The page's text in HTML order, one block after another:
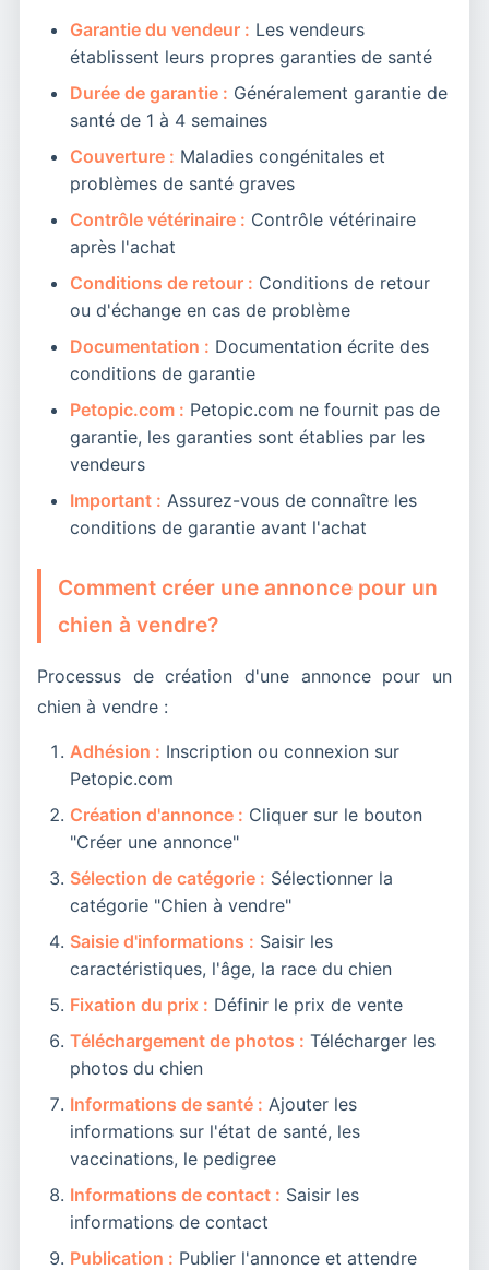
Garantie du vendeur : Les vendeurs
établissent leurs propres garanties de santé
Durée de garantie : Généralement garantie de
santé de 1 à 4 semaines
Couverture : Maladies congénitales et
problèmes de santé graves
Contrôle vétérinaire : Contrôle vétérinaire
après l'achat
Conditions de retour : Conditions de retour
ou d'échange en cas de problème
Documentation : Documentation écrite des
conditions de garantie
Petopic.com : Petopic.com ne fournit pas de
garantie, les garanties sont établies par les
vendeurs
Important : Assurez-vous de connaître les
conditions de garantie avant l'achat
Comment créer une annonce pour un
chien à vendre?
Processus de création d'une annonce pour un
chien à vendre :
Adhésion : Inscription ou connexion sur
Petopic.com
Création d'annonce : Cliquer sur le bouton
"Créer une annonce"
Sélection de catégorie : Sélectionner la
catégorie "Chien à vendre"
Saisie d'informations : Saisir les
caractéristiques, l'âge, la race du chien
Fixation du prix : Définir le prix de vente
Téléchargement de photos : Télécharger les
photos du chien
Informations de santé : Ajouter les
informations sur l'état de santé, les
vaccinations, le pedigree
Informations de contact : Saisir les
informations de contact
Publication : Publier l'annonce et attendre